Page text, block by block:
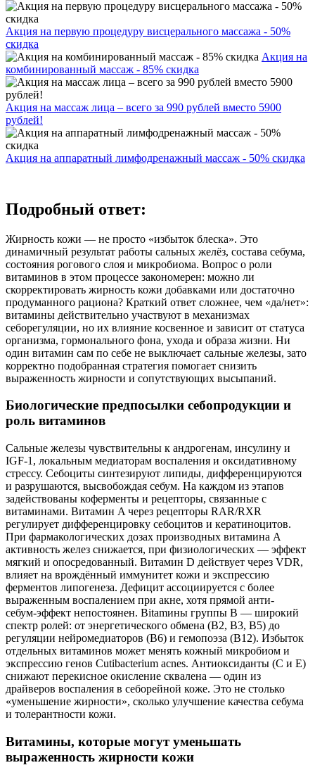
Акция на первую процедуру висцерального массажа - 50%
скидка
Акция на
комбинированный массаж - 85% скидка
Акция на массаж лица – всего за 990 рублей вместо 5900
рублей!
Акция на аппаратный лимфодренажный массаж - 50% скидка
Подробный ответ:
Жирность кожи — не просто «избыток блеска». Это
динамичный результат работы сальных желёз, состава себума,
состояния рогового слоя и микробиома. Вопрос о роли
витаминов в этом процессе закономерен: можно ли
скорректировать жирность кожи добавками или достаточно
продуманного рациона? Краткий ответ сложнее, чем «да/нет»:
витамины действительно участвуют в механизмах
себорегуляции, но их влияние косвенное и зависит от статуса
организма, гормонального фона, ухода и образа жизни. Ни
один витамин сам по себе не выключает сальные железы, зато
корректно подобранная стратегия помогает снизить
выраженность жирности и сопутствующих высыпаний.
Биологические предпосылки себопродукции и
роль витаминов
Сальные железы чувствительны к андрогенам, инсулину и
IGF‑1, локальным медиаторам воспаления и оксидативному
стрессу. Себоциты синтезируют липиды, дифференцируются
и разрушаются, высвобождая себум. На каждом из этапов
задействованы коферменты и рецепторы, связанные с
витаминами. Витамин A через рецепторы RAR/RXR
регулирует дифференцировку себоцитов и кератиноцитов.
При фармакологических дозах производных витамина A
активность желез снижается, при физиологических — эффект
мягкий и опосредованный. Витамин D действует через VDR,
влияет на врождённый иммунитет кожи и экспрессию
ферментов липогенеза. Дефицит ассоциируется с более
выраженным воспалением при акне, хотя прямой анти-
себум‑эффект непостоянен. Вitamины группы B — широкий
спектр ролей: от энергетического обмена (B2, B3, B5) до
регуляции нейромедиаторов (B6) и гемопоэза (B12). Избыток
отдельных витаминов может менять кожный микробиом и
экспрессию генов Cutibacterium acnes. Антиоксиданты (C и E)
снижают перекисное окисление сквалена — один из
драйверов воспаления в себорейной коже. Это не столько
«уменьшение жирности», сколько улучшение качества себума
и толерантности кожи.
Витамины, которые могут уменьшать
выраженность жирности кожи